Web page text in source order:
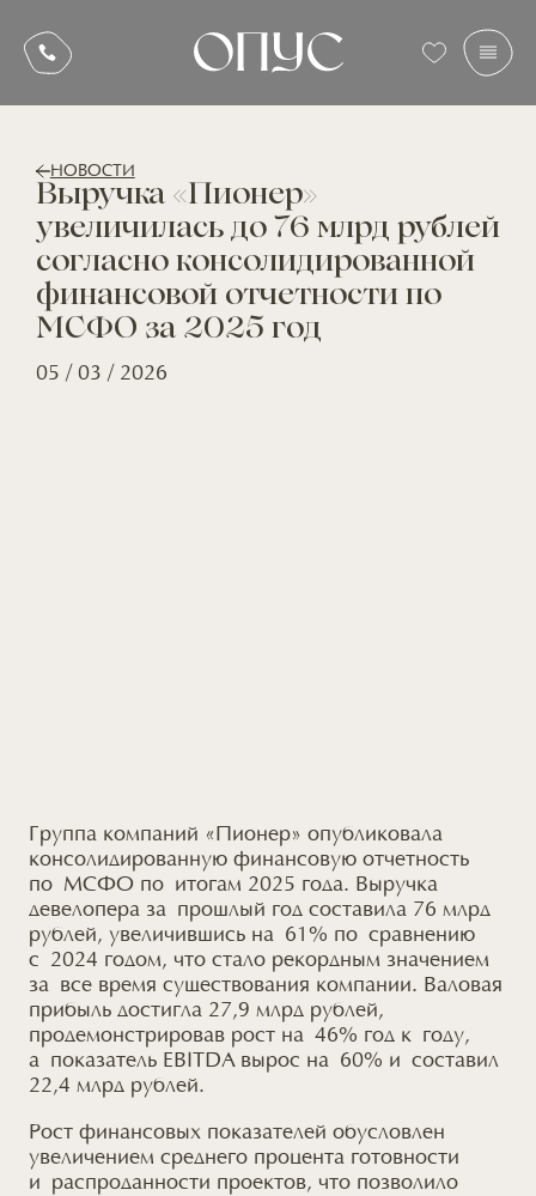
НОВОСТИ
Выручка «Пионер»
увеличилась до 76 млрд рублей
согласно консолидированной
финансовой отчетности по
МСФО за 2025 год
05 / 03 / 2026
Группа компаний «Пионер» опубликовала
консолидированную финансовую отчетность
по МСФО по итогам 2025 года. Выручка
девелопера за прошлый год составила 76 млрд
рублей, увеличившись на 61% по сравнению
с 2024 годом, что стало рекордным значением
за все время существования компании. Валовая
прибыль достигла 27,9 млрд рублей,
продемонстрировав рост на 46% год к году,
а показатель EBITDA вырос на 60% и составил
22,4 млрд рублей.
Рост финансовых показателей обусловлен
увеличением среднего процента готовности
и распроданности проектов, что позволило